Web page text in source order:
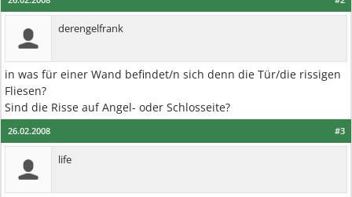
derengelfrank
in was für einer Wand befindet/n sich denn die Tür/die rissigen
Fliesen?
Sind die Risse auf Angel- oder Schlosseite?
#3
26.02.2008
life